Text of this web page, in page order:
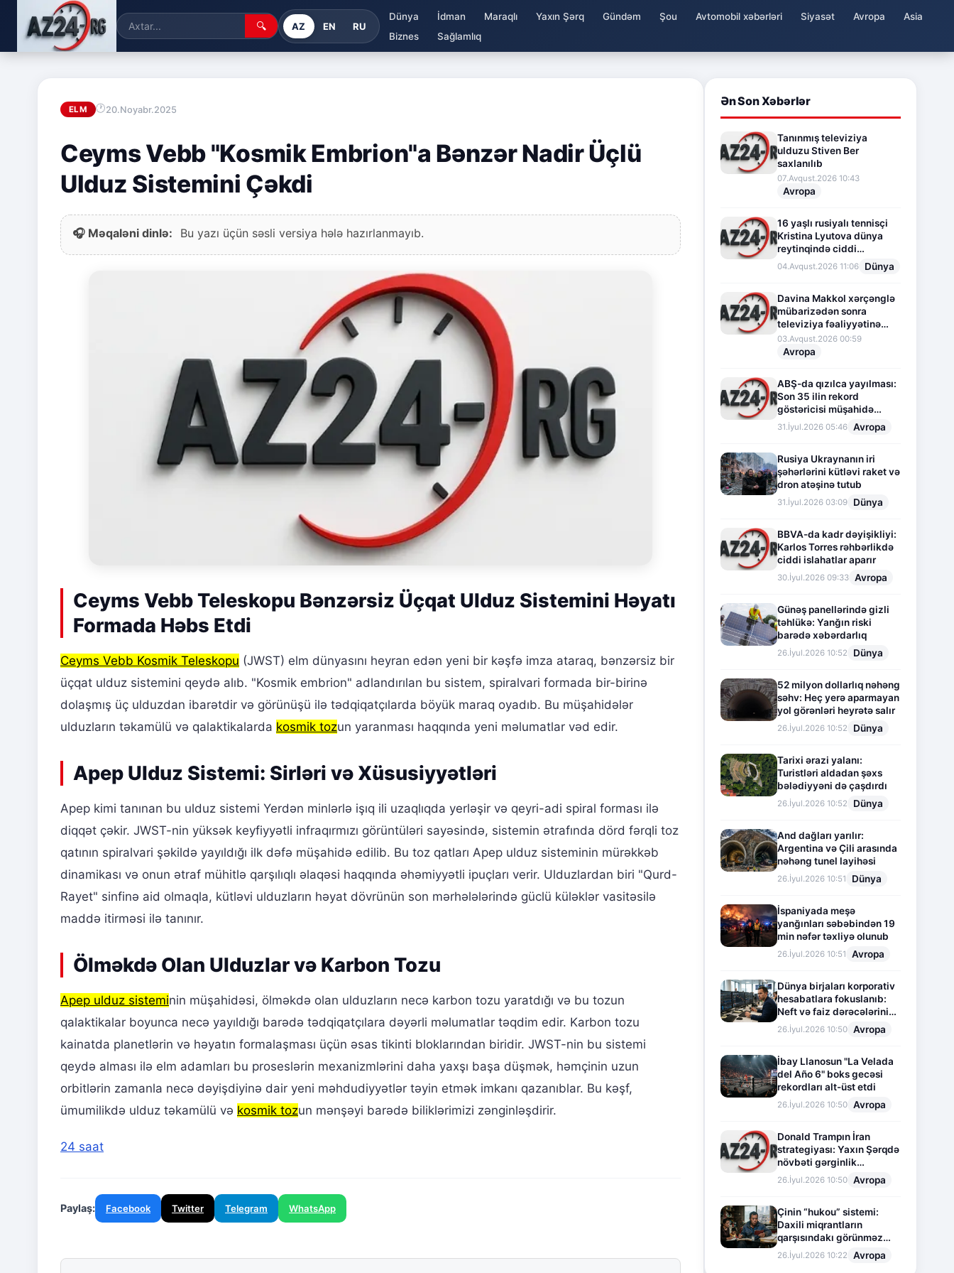
🔍 AZ EN RU
Dünya İdman Maraqlı Yaxın Şərq Gündəm Şou Avtomobil xəbərləri Siyasət Avropa
Asia
Biznes
Sağlamlıq
ELM 20.Noyabr.2025
Ceyms Vebb "Kosmik Embrion"a Bənzər Nadir Üçlü
Ulduz Sistemini Çəkdi
🎧 Məqaləni dinlə: Bu yazı üçün səsli versiya hələ hazırlanmayıb.
Ceyms Vebb Teleskopu Bənzərsiz Üçqat Ulduz Sistemini Həyatı
Formada Həbs Etdi
Ceyms Vebb Kosmik Teleskopu (JWST) elm dünyasını heyran edən yeni bir kəşfə imza ataraq, bənzərsiz bir
üçqat ulduz sistemini qeydə alıb. "Kosmik embrion" adlandırılan bu sistem, spiralvari formada bir-birinə
dolaşmış üç ulduzdan ibarətdir və görünüşü ilə tədqiqatçılarda böyük maraq oyadıb. Bu müşahidələr
ulduzların təkamülü və qalaktikalarda kosmik tozun yaranması haqqında yeni məlumatlar vəd edir.
Apep Ulduz Sistemi: Sirləri və Xüsusiyyətləri
Apep kimi tanınan bu ulduz sistemi Yerdən minlərlə işıq ili uzaqlıqda yerləşir və qeyri-adi spiral forması ilə
diqqət çəkir. JWST-nin yüksək keyfiyyətli infraqırmızı görüntüləri sayəsində, sistemin ətrafında dörd fərqli toz
qatının spiralvari şəkildə yayıldığı ilk dəfə müşahidə edilib. Bu toz qatları Apep ulduz sisteminin mürəkkəb
dinamikası və onun ətraf mühitlə qarşılıqlı əlaqəsi haqqında əhəmiyyətli ipuçları verir. Ulduzlardan biri "Qurd-
Rayet" sinfinə aid olmaqla, kütləvi ulduzların həyat dövrünün son mərhələlərində güclü küləklər vasitəsilə
maddə itirməsi ilə tanınır.
Ölməkdə Olan Ulduzlar və Karbon Tozu
Apep ulduz sisteminin müşahidəsi, ölməkdə olan ulduzların necə karbon tozu yaratdığı və bu tozun
qalaktikalar boyunca necə yayıldığı barədə tədqiqatçılara dəyərli məlumatlar təqdim edir. Karbon tozu
kainatda planetlərin və həyatın formalaşması üçün əsas tikinti bloklarından biridir. JWST-nin bu sistemi
qeydə alması ilə elm adamları bu proseslərin mexanizmlərini daha yaxşı başa düşmək, həmçinin uzun
orbitlərin zamanla necə dəyişdiyinə dair yeni məhdudiyyətlər təyin etmək imkanı qazanıblar. Bu kəşf,
ümumilikdə ulduz təkamülü və kosmik tozun mənşəyi barədə biliklərimizi zənginləşdirir.
24 saat
Paylaş: Facebook Twitter Telegram WhatsApp
Ən Son Xəbərlər
Tanınmış televiziya
ulduzu Stiven Ber
saxlanılıb
07.Avqust.2026 10:43
Avropa
16 yaşlı rusiyalı tennisçi
Kristina Lyutova dünya
reytinqində ciddi
irəliləyişə imza atdı
04.Avqust.2026 11:06 Dünya
Davina Makkol xərçənglə
mübarizədən sonra
televiziya fəaliyyətinə
fasilə verir
03.Avqust.2026 00:59
Avropa
ABŞ-da qızılca yayılması:
Son 35 ilin rekord
göstəricisi müşahidə
olunur
31.İyul.2026 05:46 Avropa
Rusiya Ukraynanın iri
şəhərlərini kütləvi raket və
dron atəşinə tutub
31.İyul.2026 03:09 Dünya
BBVA-da kadr dəyişikliyi:
Karlos Torres rəhbərlikdə
ciddi islahatlar aparır
30.İyul.2026 09:33 Avropa
Günəş panellərində gizli
təhlükə: Yanğın riski
barədə xəbərdarlıq
26.İyul.2026 10:52 Dünya
52 milyon dollarlıq nəhəng
səhv: Heç yerə aparmayan
yol görənləri heyrətə salır
26.İyul.2026 10:52 Dünya
Tarixi ərazi yalanı:
Turistləri aldadan şəxs
bələdiyyəni də çaşdırdı
26.İyul.2026 10:52 Dünya
And dağları yarılır:
Argentina və Çili arasında
nəhəng tunel layihəsi
26.İyul.2026 10:51 Dünya
İspaniyada meşə
yanğınları səbəbindən 19
min nəfər təxliyə olunub
26.İyul.2026 10:51 Avropa
Dünya birjaları korporativ
hesabatlara fokuslanıb:
Neft və faiz dərəcələrinin
təsiri altında cari vəziyyət
26.İyul.2026 10:50 Avropa
İbay Llanosun "La Velada
del Año 6" boks gecəsi
rekordları alt-üst etdi
26.İyul.2026 10:50 Avropa
Donald Trampın İran
strategiyası: Yaxın Şərqdə
növbəti gərginlik
mərhələsi
26.İyul.2026 10:50 Avropa
Çinin “hukou” sistemi:
Daxili miqrantların
qarşısındakı görünməz
sədd
26.İyul.2026 10:22 Avropa